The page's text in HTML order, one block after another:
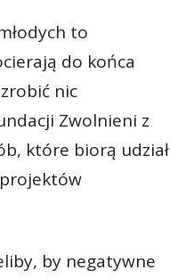
to
do końca
nic
Zwolnieni z
które biorą udział
by negatywne